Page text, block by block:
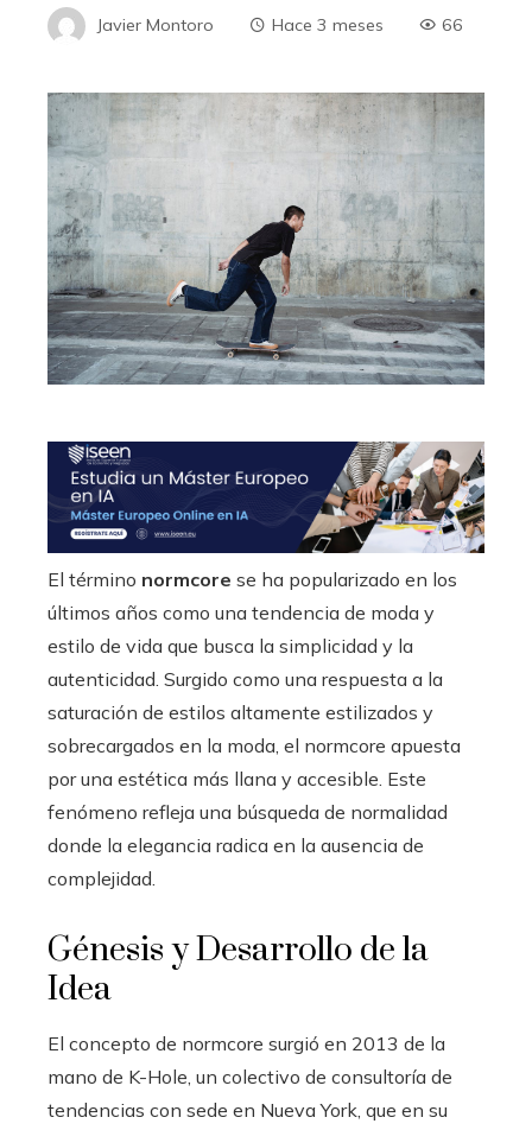
Javier Montoro Hace 3 meses 66
El término normcore se ha popularizado en los
últimos años como una tendencia de moda y
estilo de vida que busca la simplicidad y la
autenticidad. Surgido como una respuesta a la
saturación de estilos altamente estilizados y
sobrecargados en la moda, el normcore apuesta
por una estética más llana y accesible. Este
fenómeno refleja una búsqueda de normalidad
donde la elegancia radica en la ausencia de
complejidad.
Génesis y Desarrollo de la
Idea
El concepto de normcore surgió en 2013 de la
mano de K-Hole, un colectivo de consultoría de
tendencias con sede en Nueva York, que en su